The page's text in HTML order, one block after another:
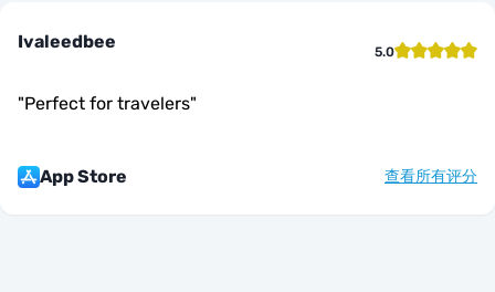
Ivaleedbee 5.0
"Perfect for travelers"
App Store 查看所有评分